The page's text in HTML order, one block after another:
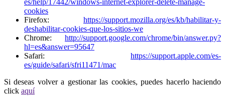
es/help/17442/windows-internet-explorer-delete-manage-
cookies
Firefox: https://support.mozilla.org/es/kb/habilitar-y-
deshabilitar-cookies-que-los-sitios-we
Chrome: http://support.google.com/chrome/bin/answer.py?
hl=es&answer=95647
Safari: https://support.apple.com/es-
es/guide/safari/sfri11471/mac
Si deseas volver a gestionar las cookies, puedes hacerlo haciendo
click aquí